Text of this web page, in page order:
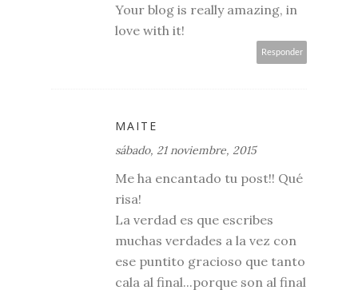
Your blog is really amazing, in
love with it!
Responder
MAITE
sábado, 21 noviembre, 2015
Me ha encantado tu post!! Qué
risa!
La verdad es que escribes
muchas verdades a la vez con
ese puntito gracioso que tanto
cala al final...porque son al final